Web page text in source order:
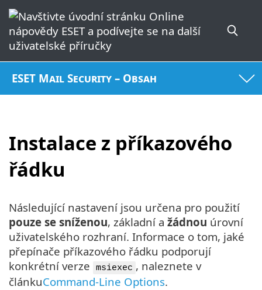
ESET Mail Security – Obsah
Instalace z příkazového
řádku
Následující nastavení jsou určena pro použití
pouze se sníženou, základní a žádnou úrovní
uživatelského rozhraní. Informace o tom, jaké
přepínače příkazového řádku podporují
konkrétní verze
msiexec , naleznete v
článkuCommand-Line Options.